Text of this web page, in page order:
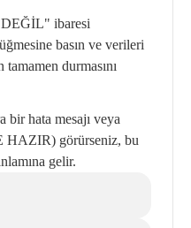
ibaresi
basın ve verileri
durmasını
bir hata mesajı veya
görürseniz, bu
gelir.